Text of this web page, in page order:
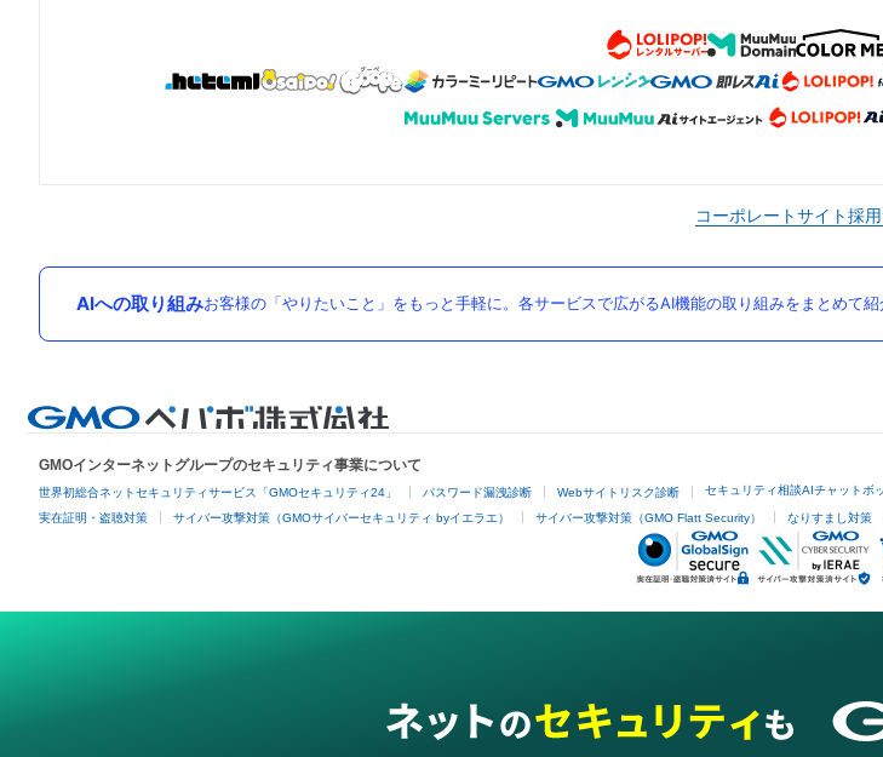
コーポレートサイト採
AIへの取り組みお客様の「やりたいこと」をもっと手軽に。各サービスで広がるAI機能の取り組みをまとめて紹
GMOインターネットグループのセキュリティ事業について
世界初総合ネットセキュリティサービス「GMOセキュリティ24」 パスワード漏洩診断 Webサイトリスク診断 セキュリティ相談AIチャットボ
実在証明・盗聴対策 サイバー攻撃対策（GMOサイバーセキュリティ byイエラエ） サイバー攻撃対策（GMO Flatt Security） なりすまし対策